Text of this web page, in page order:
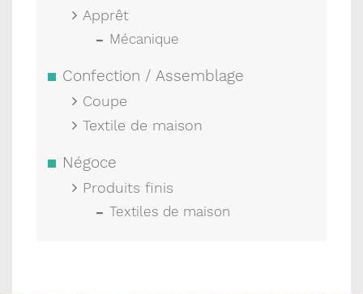
Apprêt
Mécanique
Confection / Assemblage
Coupe
Textile de maison
Négoce
Produits finis
Textiles de maison